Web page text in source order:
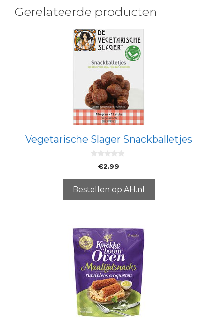
Gerelateerde producten
Vegetarische Slager Snackballetjes
5
€2.99
Bestellen op AH.nl